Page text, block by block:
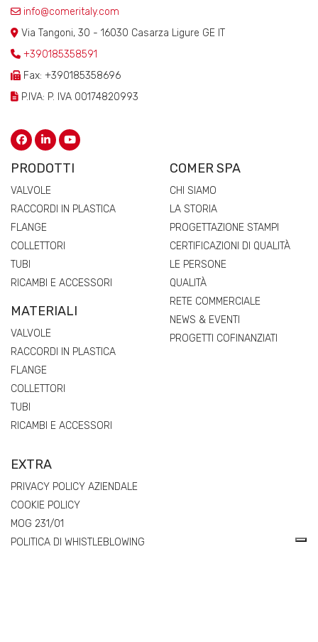
info@comeritaly.com
Via Tangoni, 30 - 16030 Casarza Ligure GE IT
+390185358591
Fax: +390185358696
P.IVA: P. IVA 00174820993
PRODOTTI
VALVOLE
RACCORDI IN PLASTICA
FLANGE
COLLETTORI
TUBI
RICAMBI E ACCESSORI
MATERIALI
VALVOLE
RACCORDI IN PLASTICA
FLANGE
COLLETTORI
TUBI
RICAMBI E ACCESSORI
COMER SPA
CHI SIAMO
LA STORIA
PROGETTAZIONE STAMPI
CERTIFICAZIONI DI QUALITÀ
LE PERSONE
QUALITÀ
RETE COMMERCIALE
NEWS & EVENTI
PROGETTI COFINANZIATI
EXTRA
PRIVACY POLICY AZIENDALE
COOKIE POLICY
MOG 231/01
POLITICA DI WHISTLEBLOWING